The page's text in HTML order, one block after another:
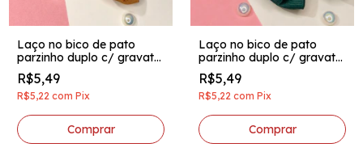
Laço no bico de pato
parzinho duplo c/ gravata
aplique coração perolado
dourado
R$5,49
R$5,22 com Pix
Laço no bico de pato
parzinho duplo c/ gravata
aplique coração perolado
verde escuro
R$5,49
R$5,22 com Pix